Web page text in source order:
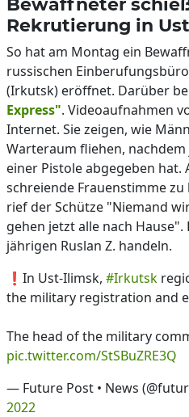
Rekrutierung in
So hat am Montag ein
russischen
(Irkutsk) eröffnet. Darüber
Express". Videoaufnahmen
Internet. Sie zeigen, wie
Warteraum fliehen,
einer Pistole abgegeben hat.
schreiende Frauenstimme
rief der Schütze "Niemand
gehen jetzt alle nach Hause".
jährigen Ruslan Z. handeln.
❗️In Ust-Ilimsk, #Irkutsk
the military registration and
The head of the military
pic.twitter.com/StSBuZRE3Q
— Future Post • News
2022